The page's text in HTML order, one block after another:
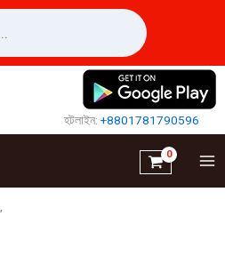
হটলাইন:+8801781790596